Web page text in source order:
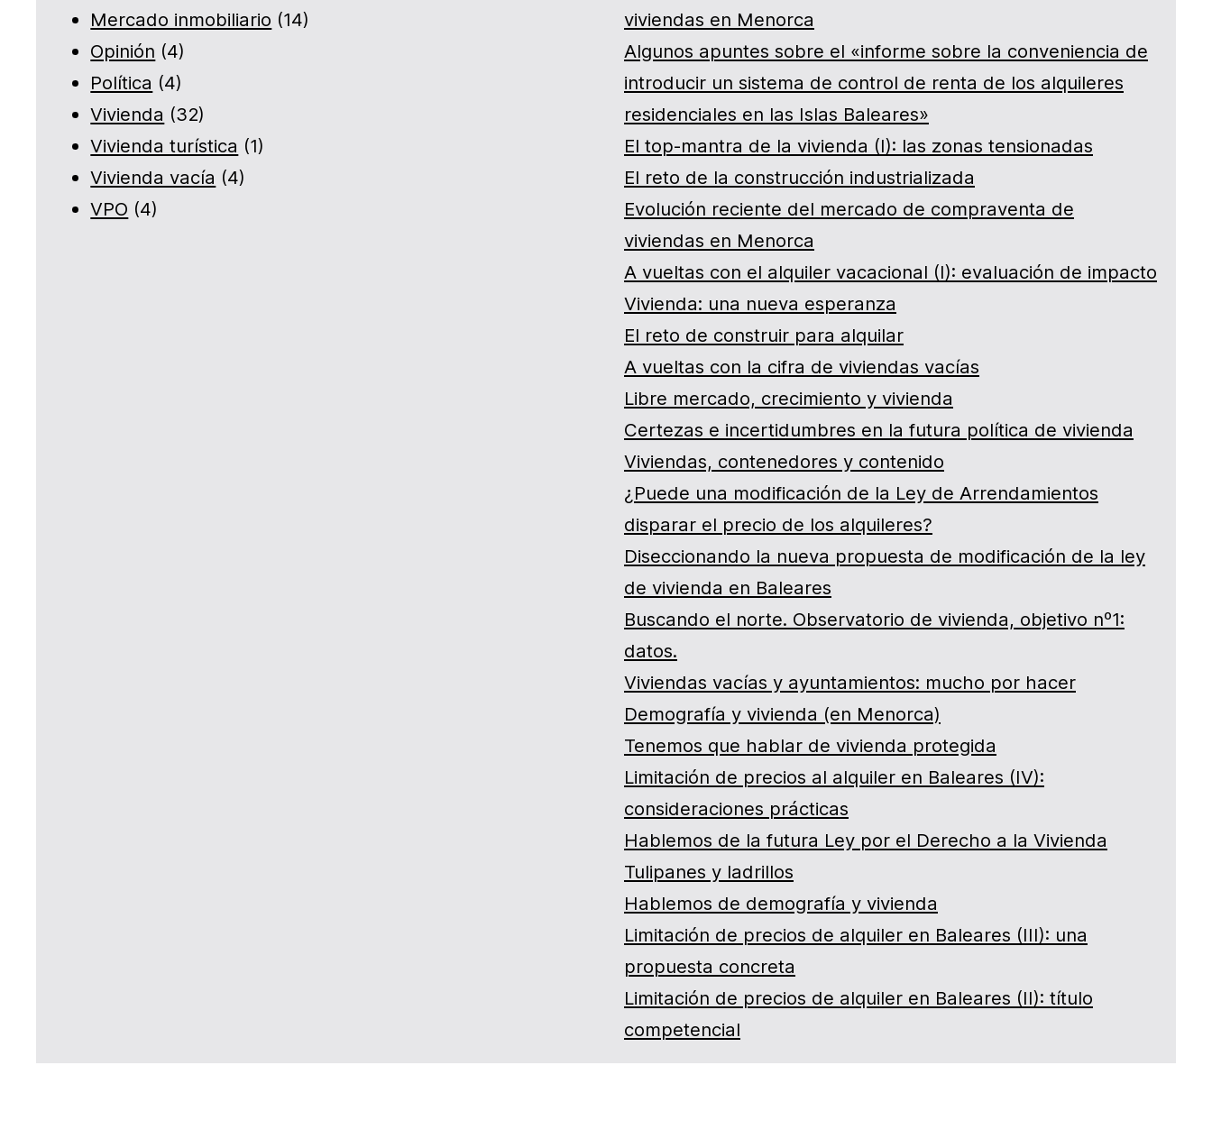
Mercado inmobiliario (14)
Opinión (4)
Política (4)
Vivienda (32)
Vivienda turística (1)
Vivienda vacía (4)
VPO (4)
viviendas en Menorca
Algunos apuntes sobre el «informe sobre la conveniencia de
introducir un sistema de control de renta de los alquileres
residenciales en las Islas Baleares»
El top-mantra de la vivienda (I): las zonas tensionadas
El reto de la construcción industrializada
Evolución reciente del mercado de compraventa de
viviendas en Menorca
A vueltas con el alquiler vacacional (I): evaluación de impacto
Vivienda: una nueva esperanza
El reto de construir para alquilar
A vueltas con la cifra de viviendas vacías
Libre mercado, crecimiento y vivienda
Certezas e incertidumbres en la futura política de vivienda
Viviendas, contenedores y contenido
¿Puede una modificación de la Ley de Arrendamientos
disparar el precio de los alquileres?
Diseccionando la nueva propuesta de modificación de la ley
de vivienda en Baleares
Buscando el norte. Observatorio de vivienda, objetivo nº1:
datos.
Viviendas vacías y ayuntamientos: mucho por hacer
Demografía y vivienda (en Menorca)
Tenemos que hablar de vivienda protegida
Limitación de precios al alquiler en Baleares (IV):
consideraciones prácticas
Hablemos de la futura Ley por el Derecho a la Vivienda
Tulipanes y ladrillos
Hablemos de demografía y vivienda
Limitación de precios de alquiler en Baleares (III): una
propuesta concreta
Limitación de precios de alquiler en Baleares (II): título
competencial